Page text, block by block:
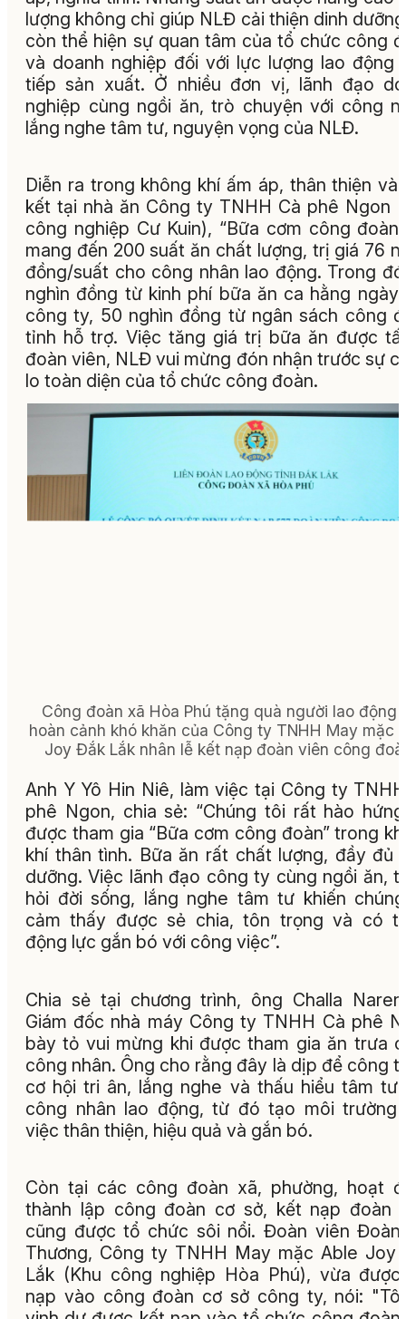
lượng không chỉ giúp NLĐ cải thiện dinh
còn thể hiện sự quan tâm của tổ chức công
và doanh nghiệp đối với lực lượng lao động
tiếp sản xuất. Ở nhiều đơn vị, lãnh đạo
nghiệp cùng ngồi ăn, trò chuyện với công
lắng nghe tâm tư, nguyện vọng của NLĐ.
Diễn ra trong không khí ấm áp, thân thiện và
kết tại nhà ăn Công ty TNHH Cà phê Ngon
công nghiệp Cư Kuin), “Bữa cơm công
mang đến 200 suất ăn chất lượng, trị giá 76
đồng/suất cho công nhân lao động. Trong
nghìn đồng từ kinh phí bữa ăn ca hằng ngày
công ty, 50 nghìn đồng từ ngân sách công
tỉnh hỗ trợ. Việc tăng giá trị bữa ăn được
đoàn viên, NLĐ vui mừng đón nhận trước sự
lo toàn diện của tổ chức công đoàn.
Công đoàn xã Hòa Phú tặng quà người lao động
hoàn cảnh khó khăn của Công ty TNHH May mặc
Joy Đắk Lắk nhân lễ kết nạp đoàn viên công
Anh Y Yô Hin Niê, làm việc tại Công ty
phê Ngon, chia sẻ: “Chúng tôi rất hào
được tham gia “Bữa cơm công đoàn” trong
khí thân tình. Bữa ăn rất chất lượng, đầy đủ
dưỡng. Việc lãnh đạo công ty cùng ngồi ăn,
hỏi đời sống, lắng nghe tâm tư khiến
cảm thấy được sẻ chia, tôn trọng và có
động lực gắn bó với công việc”.
Chia sẻ tại chương trình, ông Challa
Giám đốc nhà máy Công ty TNHH Cà phê
bày tỏ vui mừng khi được tham gia ăn trưa
công nhân. Ông cho rằng đây là dịp để công
cơ hội tri ân, lắng nghe và thấu hiểu tâm tư
công nhân lao động, từ đó tạo môi trường
việc thân thiện, hiệu quả và gắn bó.
Còn tại các công đoàn xã, phường, hoạt
thành lập công đoàn cơ sở, kết nạp đoàn
cũng được tổ chức sôi nổi. Đoàn viên Đoàn
Thương, Công ty TNHH May mặc Able Joy
Lắk (Khu công nghiệp Hòa Phú), vừa
nạp vào công đoàn cơ sở công ty, nói: